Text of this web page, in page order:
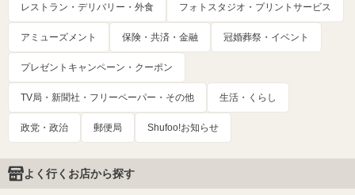
レストラン・デリバリー・外食 フォトスタジオ・プリントサービス
アミューズメント 保険・共済・金融 冠婚葬祭・イベント
プレゼントキャンペーン・クーポン
TV局・新聞社・フリーペーパー・その他 生活・くらし
政党・政治 郵便局 Shufoo!お知らせ
よく行くお店から探す